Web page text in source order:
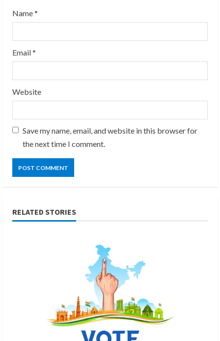
g
Name*
Email*
Website
Save my name, email, and website in this browser for
the next time I comment.
RELATED STORIES